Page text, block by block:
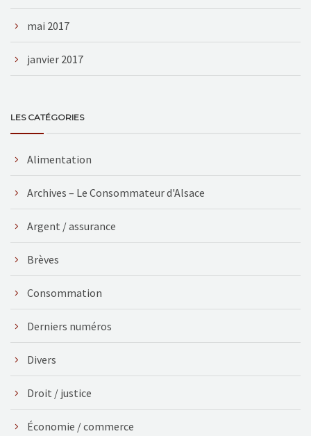
mai 2017
janvier 2017
LES CATÉGORIES
Alimentation
Archives – Le Consommateur d'Alsace
Argent / assurance
Brèves
Consommation
Derniers numéros
Divers
Droit / justice
Économie / commerce